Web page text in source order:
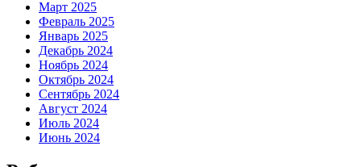
Март 2025
Февраль 2025
Январь 2025
Декабрь 2024
Ноябрь 2024
Октябрь 2024
Сентябрь 2024
Август 2024
Июль 2024
Июнь 2024